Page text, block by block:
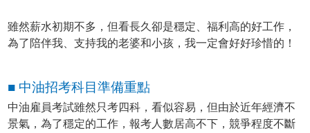
雖然薪水初期不多，但看長久卻是穩定、福利高的好工作，
為了陪伴我、支持我的老婆和小孩，我一定會好好珍惜的！
■ 中油招考科目準備重點
中油雇員考試雖然只考四科，看似容易，但由於近年經濟不
景氣，為了穩定的工作，報考人數居高不下，競爭程度不斷